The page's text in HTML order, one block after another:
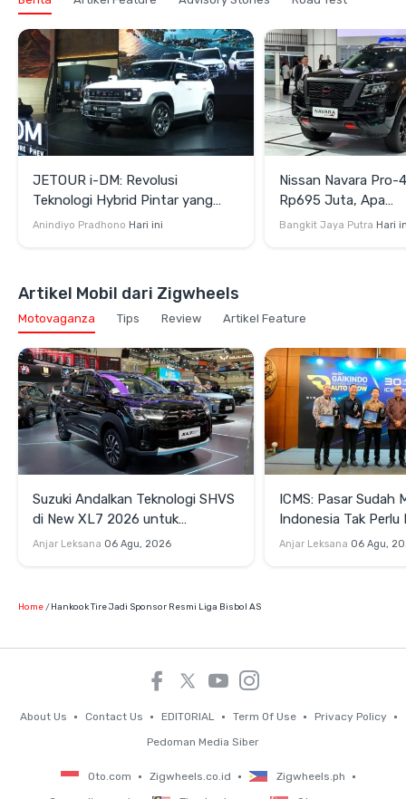
JETOUR i-DM: Revolusi
Teknologi Hybrid Pintar yang
Mengubah Gaya Berkendara dan
Anindiyo Pradhono Hari ini
Nissan Navara Pro-
Rp695 Juta, Apa
Kehebatannya?
Bangkit Jaya Putra Hari
Artikel Mobil dari Zigwheels
Motovaganza Tips Review Artikel Feature
Suzuki Andalkan Teknologi SHVS
di New XL7 2026 untuk
Mendukung Efisiensi Berkendara
Anjar Leksana 06 Agu, 2026
ICMS: Pasar Sudah
Indonesia Tak Perlu
Satu Teknologi
Anjar Leksana 06 Agu,
Home Hankook Tire Jadi Sponsor Resmi Liga Bisbol AS
About Us Contact Us EDITORIAL Term Of Use
Privacy Policy
Pedoman Media Siber
Oto.com Zigwheels.co.id
Zigwheels.ph